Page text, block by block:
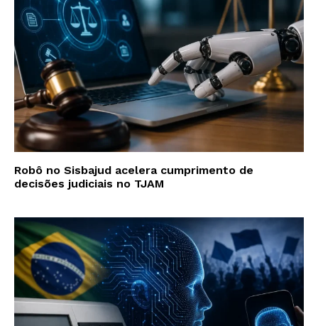
Robô no Sisbajud acelera cumprimento de
decisões judiciais no TJAM